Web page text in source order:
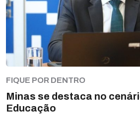
FIQUE POR DENTRO
Minas se destaca no
Educação